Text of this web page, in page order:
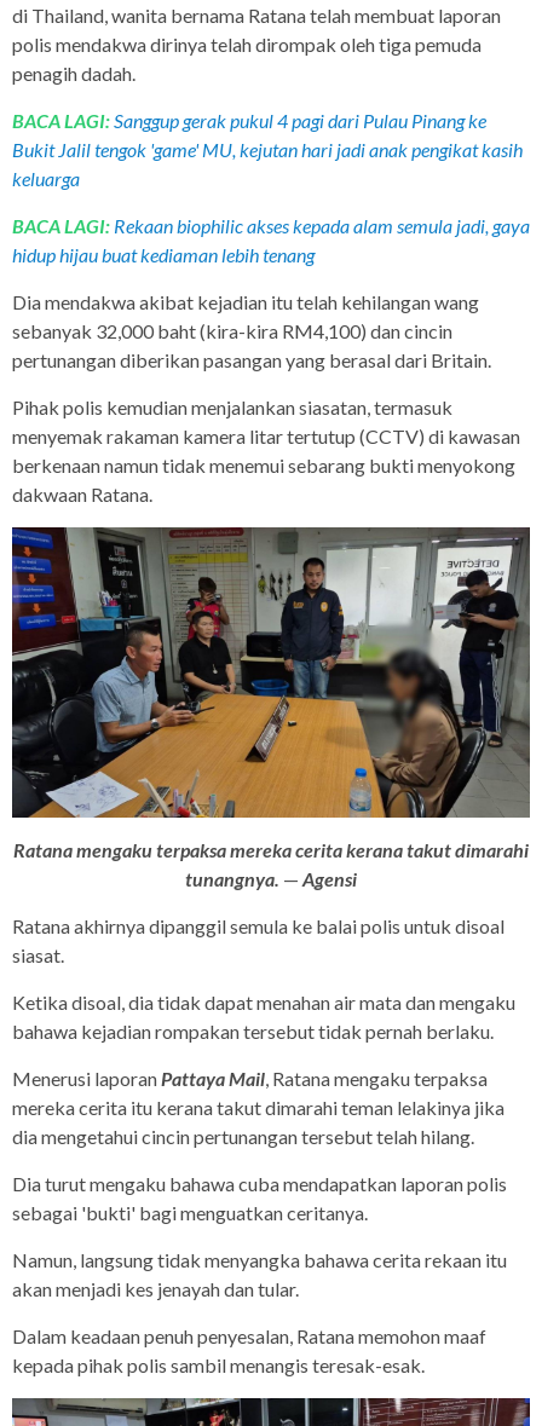
di Thailand, wanita bernama Ratana telah membuat laporan
polis mendakwa dirinya telah dirompak oleh tiga pemuda
penagih dadah.
BACA LAGI: Sanggup gerak pukul 4 pagi dari Pulau Pinang ke
Bukit Jalil tengok 'game' MU, kejutan hari jadi anak pengikat kasih
keluarga
BACA LAGI: Rekaan biophilic akses kepada alam semula jadi, gaya
hidup hijau buat kediaman lebih tenang
Dia mendakwa akibat kejadian itu telah kehilangan wang
sebanyak 32,000 baht (kira-kira RM4,100) dan cincin
pertunangan diberikan pasangan yang berasal dari Britain.
Pihak polis kemudian menjalankan siasatan, termasuk
menyemak rakaman kamera litar tertutup (CCTV) di kawasan
berkenaan namun tidak menemui sebarang bukti menyokong
dakwaan Ratana.
Ratana mengaku terpaksa mereka cerita kerana takut dimarahi
tunangnya. — Agensi
Ratana akhirnya dipanggil semula ke balai polis untuk disoal
siasat.
Ketika disoal, dia tidak dapat menahan air mata dan mengaku
bahawa kejadian rompakan tersebut tidak pernah berlaku.
Menerusi laporanPattaya Mail, Ratana mengaku terpaksa
mereka cerita itu kerana takut dimarahi teman lelakinya jika
dia mengetahui cincin pertunangan tersebut telah hilang.
Dia turut mengaku bahawa cuba mendapatkan laporan polis
sebagai 'bukti' bagi menguatkan ceritanya.
Namun, langsung tidak menyangka bahawa cerita rekaan itu
akan menjadi kes jenayah dan tular.
Dalam keadaan penuh penyesalan, Ratana memohon maaf
kepada pihak polis sambil menangis teresak-esak.